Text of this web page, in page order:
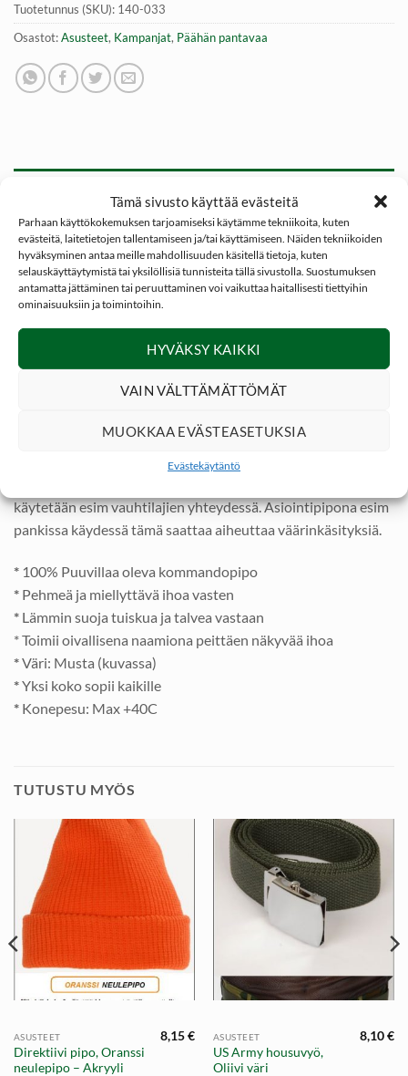
Tämä sivusto käyttää evästeitä
Parhaan käyttökokemuksen tarjoamiseksi käytämme tekniikoita, kuten
evästeitä, laitetietojen tallentamiseen ja/tai käyttämiseen. Näiden tekniikoiden
hyväksyminen antaa meille mahdollisuuden käsitellä tietoja, kuten
selauskäyttäytymistä tai yksilöllisiä tunnisteita tällä sivustolla. Suostumuksen
antamatta jättäminen tai peruuttaminen voi vaikuttaa haitallisesti tiettyihin
ominaisuuksiin ja toimintoihin.
HYVÄKSY KAIKKI
VAIN VÄLTTÄMÄTTÖMÄT
MUOKKAA EVÄSTEASETUKSIA
Evästekäytäntö
Tuotetunnus (SKU): 140-033
Osastot:Asusteet, Kampanjat, Päähän pantavaa
ARVIOT (0)
Erittäin kevytrakenteinen ja lämmin kommandopipo joka on
valmistettu 100% Puuvillasta.
100% Puuvilla on ihan parasta mitä ihoa vasten voi pukea! Se
siirtää tehokkaasti kosteutta pois kohti ulompia kerroksia.
on lämmin kumppani talven viimaa vastaan
alhaalta aina kaulalle saakka.
käytetään esim vauhtilajien yhteydessä. Asiointipipona esim
pankissa käydessä tämä saattaa aiheuttaa väärinkäsityksiä.
* 100% Puuvillaa oleva kommandopipo
* Pehmeä ja miellyttävä ihoa vasten
* Lämmin suoja tuiskua ja talvea vastaan
* Toimii oivallisena naamiona peittäen näkyvää ihoa
*Väri: Musta (kuvassa)
*Yksi koko sopii kaikille
* Konepesu: Max +40C
TUTUSTU MYÖS
ASUSTEET
Direktiivi pipo, Oranssi
neulepipo – Akryyli
8,15€ ASUSTEET
US Army housuvyö,
Oliivi väri
8,10€